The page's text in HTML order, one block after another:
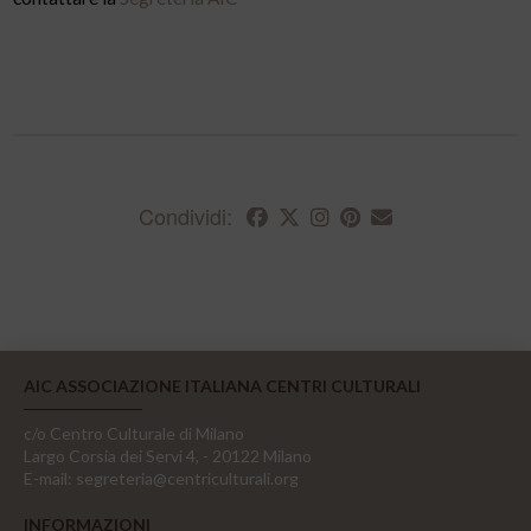
Condividi:
AIC ASSOCIAZIONE ITALIANA CENTRI CULTURALI
c/o Centro Culturale di Milano
Largo Corsia dei Servi 4, - 20122 Milano
E-mail: segreteria@centriculturali.org
INFORMAZIONI